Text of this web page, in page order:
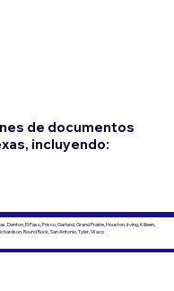
de documentos
incluyendo:
Denton, El Paso, Frisco, Garland, Grand Prairie, Houston, Irving, Killeen,
Round Rock, San Antonio, Tyler, Waco